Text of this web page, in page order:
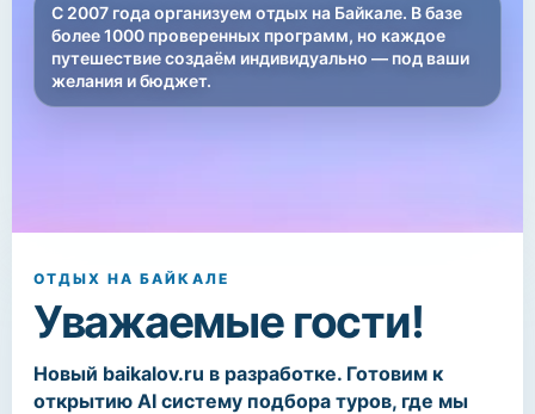
С 2007 года организуем отдых на Байкале. В базе
более 1000 проверенных программ, но каждое
путешествие создаём индивидуально — под ваши
желания и бюджет.
ОТДЫХ НА БАЙКАЛЕ
Уважаемые гости!
Новый baikalov.ru в разработке. Готовим к
открытию AI систему подбора туров, где мы